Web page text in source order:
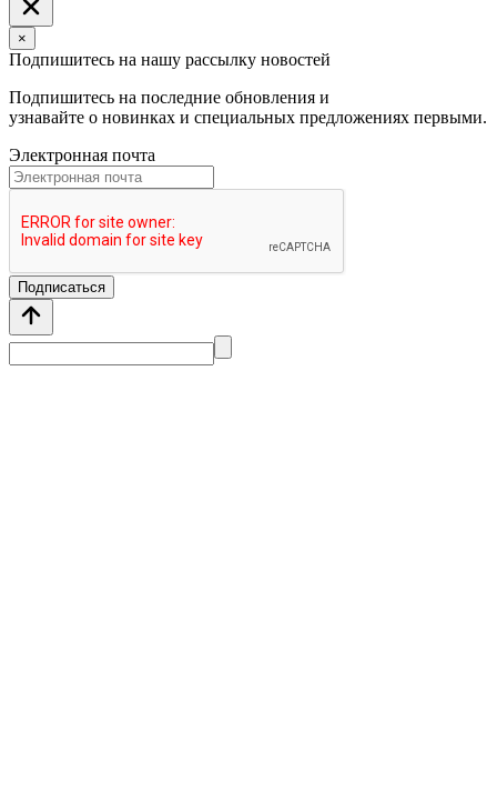
×
Подпишитесь на нашу рассылку новостей
Подпишитесь на последние обновления и
узнавайте о новинках и специальных предложениях первыми.
Электронная почта
Подписаться